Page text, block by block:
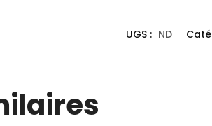
UGS : ND